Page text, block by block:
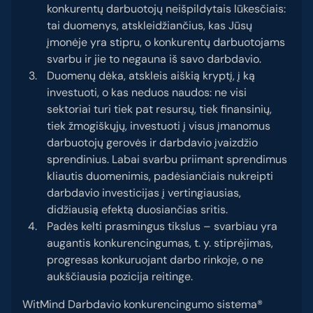
konkurentų darbuotojų neišpildytais lūkesčiais:
tai duomenys, atskleidžiančius, kas Jūsų
įmonėje yra stipru, o konkurentų darbuotojams
svarbu ir jie to negauna iš savo darbdavio.
Duomenų dėka, atskleis aiškią kryptį, į ką
investuoti, o kas neduos naudos: ne visi
sektoriai turi tiek pat resursų, tiek finansinių,
tiek žmogiškųjų, investuoti į visus įmanomus
darbuotojų gerovės ir darbdavio įvaizdžio
sprendinius. Labai svarbu priimant sprendimus
kliautis duomenimis, padėsiančiais nukreipti
darbdavio investicijas į vertingiausias,
didžiausią efektą duosiančias sritis.
Padės kelti prasmingus tikslus – svarbiau yra
augantis konkurencingumas, t. y. stiprėjimas,
progresas konkuruojant darbo rinkoje, o ne
aukščiausia pozicija reitinge.
WitMind Darbdavio konkurencingumo sistema®